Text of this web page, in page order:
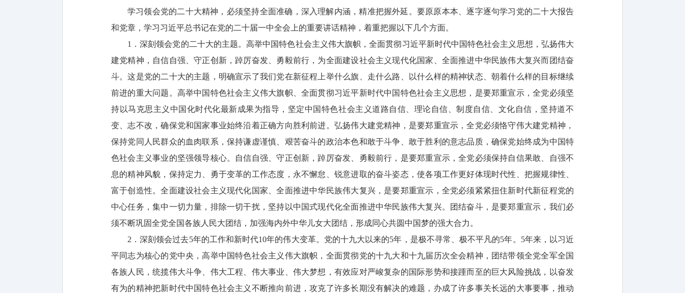
学习领会党的二十大精神，必须坚持全面准确，深入理解内涵，精准把握外延。要原原本本、逐字逐句学习党的二十大报告
和党章，学习习近平总书记在党的二十届一中全会上的重要讲话精神，着重把握以下几个方面。
1．深刻领会党的二十大的主题。高举中国特色社会主义伟大旗帜，全面贯彻习近平新时代中国特色社会主义思想，弘扬伟大
建党精神，自信自强、守正创新，踔厉奋发、勇毅前行，为全面建设社会主义现代化国家、全面推进中华民族伟大复兴而团结奋
斗。这是党的二十大的主题，明确宣示了我们党在新征程上举什么旗、走什么路、以什么样的精神状态、朝着什么样的目标继续
前进的重大问题。高举中国特色社会主义伟大旗帜、全面贯彻习近平新时代中国特色社会主义思想，是要郑重宣示，全党必须坚
持以马克思主义中国化时代化最新成果为指导，坚定中国特色社会主义道路自信、理论自信、制度自信、文化自信，坚持道不
变、志不改，确保党和国家事业始终沿着正确方向胜利前进。弘扬伟大建党精神，是要郑重宣示，全党必须恪守伟大建党精神，
保持党同人民群众的血肉联系，保持谦虚谨慎、艰苦奋斗的政治本色和敢于斗争、敢于胜利的意志品质，确保党始终成为中国特
色社会主义事业的坚强领导核心。自信自强、守正创新，踔厉奋发、勇毅前行，是要郑重宣示，全党必须保持自信果敢、自强不
息的精神风貌，保持定力、勇于变革的工作态度，永不懈怠、锐意进取的奋斗姿态，使各项工作更好体现时代性、把握规律性、
富于创造性。全面建设社会主义现代化国家、全面推进中华民族伟大复兴，是要郑重宣示，全党必须紧紧扭住新时代新征程党的
中心任务，集中一切力量，排除一切干扰，坚持以中国式现代化全面推进中华民族伟大复兴。团结奋斗，是要郑重宣示，我们必
须不断巩固全党全国各族人民大团结，加强海内外中华儿女大团结，形成同心共圆中国梦的强大合力。
2．深刻领会过去5年的工作和新时代10年的伟大变革。党的十九大以来的5年，是极不寻常、极不平凡的5年。5年来，以习近
平同志为核心的党中央，高举中国特色社会主义伟大旗帜，全面贯彻党的十九大和十九届历次全会精神，团结带领全党全军全国
各族人民，统揽伟大斗争、伟大工程、伟大事业、伟大梦想，有效应对严峻复杂的国际形势和接踵而至的巨大风险挑战，以奋发
有为的精神把新时代中国特色社会主义不断推向前进，攻克了许多长期没有解决的难题，办成了许多事关长远的大事要事，推动